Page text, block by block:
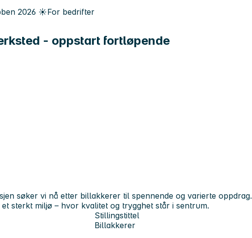
2026 ☀️For bedrifter
- oppstart fortløpende
søker vi nå etter billakkerer til spennende og varierte oppdrag.
sterkt miljø – hvor kvalitet og trygghet står i sentrum.
Stillingstittel
Billakkerer